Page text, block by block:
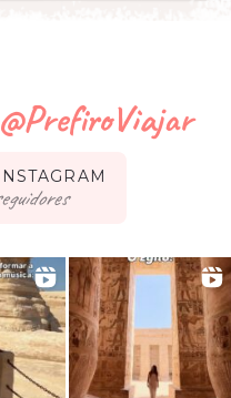
@PrefiroViajar